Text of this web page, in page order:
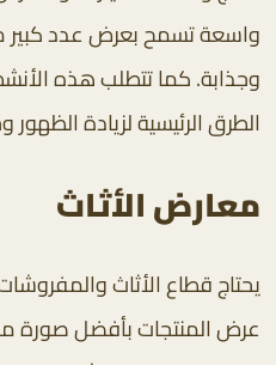
واسعة تسمح بعرض عدد كبير
وجذابة. كما تتطلب هذه
الطرق الرئيسية لزيادة
معارض الأثاث
يحتاج قطاع الأثاث
عرض المنتجات بأفضل صورة